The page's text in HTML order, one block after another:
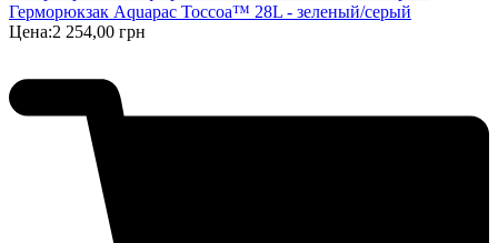
Герморюкзак Aquapac Toccoa™ 28L - зеленый/серый
Цена:2 254,00 грн